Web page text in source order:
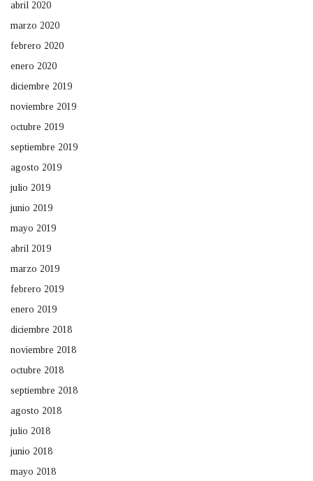
abril 2020
marzo 2020
febrero 2020
enero 2020
diciembre 2019
noviembre 2019
octubre 2019
septiembre 2019
agosto 2019
julio 2019
junio 2019
mayo 2019
abril 2019
marzo 2019
febrero 2019
enero 2019
diciembre 2018
noviembre 2018
octubre 2018
septiembre 2018
agosto 2018
julio 2018
junio 2018
mayo 2018